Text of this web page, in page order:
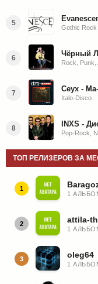
5
Gothic Rock
6 Чёрный
Rock, Punk,
7 Ceyx -
Italo-Disco
8 INXS -
Pop-Rock,
ТОП РЕЛИЗЕРОВ ЗА
1
1
2 attila-
1
3 oleg64
1